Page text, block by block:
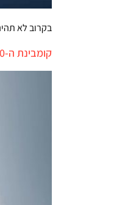
בקרוב לא
קומבינת ה-0 קילומטר חוזרת וזה אומר שחלק מיבואניות הרכב דופקות אתכם בחסות הממשלה